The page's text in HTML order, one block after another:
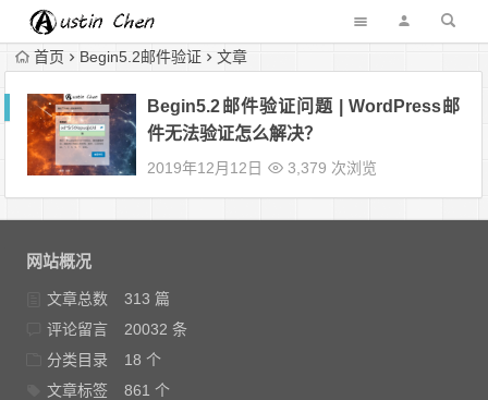
首页 Begin5.2邮件验证 文章
Begin5.2邮件验证问题 | WordPress邮
件无法验证怎么解决？
2019年12月12日 3,379 次浏览
网站概况
文章总数
313 篇
评论留言
20032 条
分类目录
18 个
文章标签
861 个